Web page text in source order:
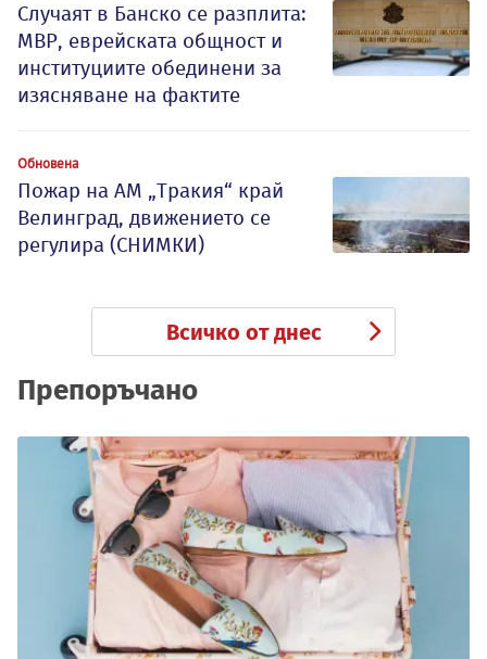
Случаят в Банско се разплита:
МВР, еврейската общност и
институциите обединени за
изясняване на фактите
Обновена
Пожар на АМ „Тракия“ край
Велинград, движението се
регулира (СНИМКИ)
Всичко от днес
Препоръчано